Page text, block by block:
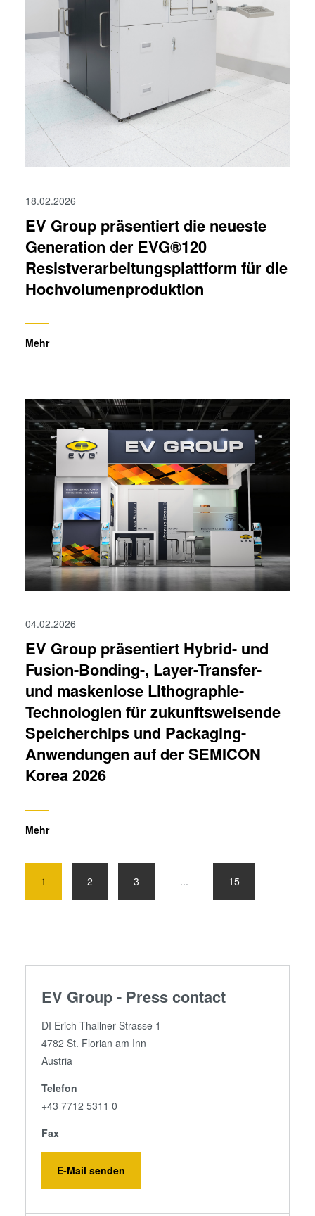
18.02.2026
EV Group präsentiert die neueste
Generation der EVG®120
Resistverarbeitungsplattform für die
Hochvolumenproduktion
Mehr
04.02.2026
EV Group präsentiert Hybrid- und
Fusion-Bonding-, Layer-Transfer-
und maskenlose Lithographie-
Technologien für zukunftsweisende
Speicherchips und Packaging-
Anwendungen auf der SEMICON
Korea 2026
Mehr
1 2 3 ... 15
EV Group - Press contact
DI Erich Thallner Strasse 1
4782 St. Florian am Inn
Austria
Telefon
+43 7712 5311 0
Fax
E-Mail senden